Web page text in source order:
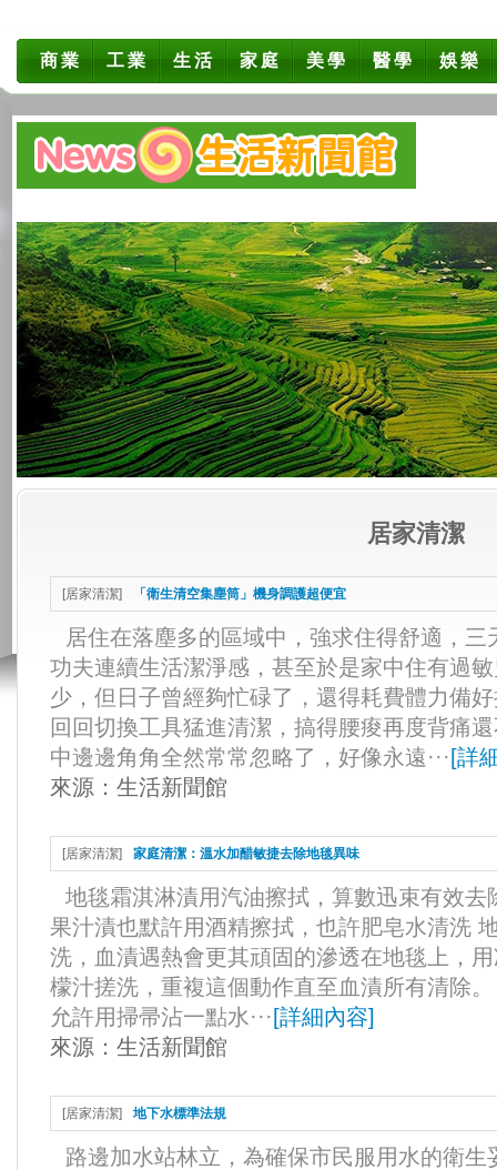
商業 工業 生活 家庭 美學 醫學 娛樂
居家清潔
[居家清潔] 「衛生清空集塵筒」機身調護超便宜
居住在落塵多的區域中，強求住得舒適，
功夫連續生活潔淨感，甚至於是家中住有過
少，但日子曾經夠忙碌了，還得耗費體力備
回回切換工具猛進清潔，搞得腰痠再度背痛
中邊邊角角全然常常忽略了，好像永遠··· [詳
來源： 生活新聞館
[居家清潔] 家庭清潔：溫水加醋敏捷去除地毯異味
地毯霜淇淋漬用汽油擦拭，算數迅束有效
果汁漬也默許用酒精擦拭，也許肥皂水清洗
洗，血漬遇熱會更其頑固的滲透在地毯上，
檬汁搓洗，重複這個動作直至血漬所有清除
允許用掃帚沾一點水··· [詳細內容]
來源： 生活新聞館
[居家清潔] 地下水標準法規
路邊加水站林立，為確保市民服用水的衛